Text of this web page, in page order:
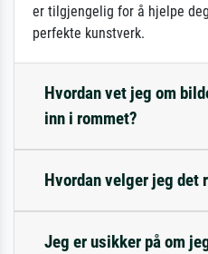
er tilgjengelig for å hjelpe
perfekte kunstverk.
Hvordan vet jeg om
inn i rommet?
Hvordan velger jeg det
Jeg er usikker på om